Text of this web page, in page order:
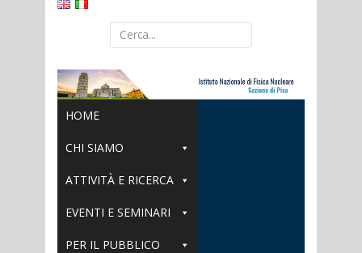
HOME
CHI SIAMO
ATTIVITÀ E RICERCA
EVENTI E SEMINARI
PER IL PUBBLICO